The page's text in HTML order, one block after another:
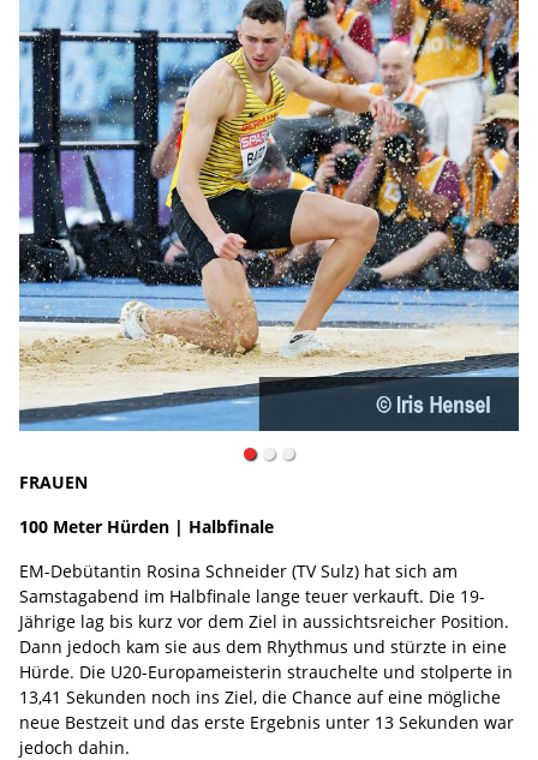
FRAUEN
100 Meter Hürden | Halbfinale
EM-Debütantin Rosina Schneider (TV Sulz) hat sich am
Samstagabend im Halbfinale lange teuer verkauft. Die 19-
Jährige lag bis kurz vor dem Ziel in aussichtsreicher Position.
Dann jedoch kam sie aus dem Rhythmus und stürzte in eine
Hürde. Die U20-Europameisterin strauchelte und stolperte in
13,41 Sekunden noch ins Ziel, die Chance auf eine mögliche
neue Bestzeit und das erste Ergebnis unter 13 Sekunden war
jedoch dahin.